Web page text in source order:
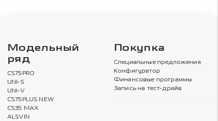
Модельный
ряд
CS75PRO
UNI-S
UNI-V
CS75PLUS NEW
CS35 MAX
ALSVIN
Покупка
Специальные предложения
Конфигуратор
Финансовые программы
Запись на тест-драйв